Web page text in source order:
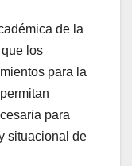
de la
los
para la
para
situacional de